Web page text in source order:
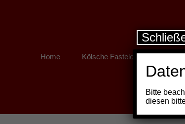
Home Kölsche Fastelovend
Bitte
diesen